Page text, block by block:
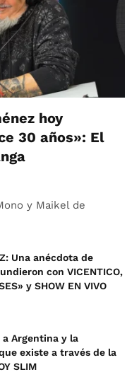
hoy
30 años»: El
y Maikel de
Una anécdota de
con VICENTICO,
y SHOW EN VIVO
Argentina y la
existe a través de la
SLIM